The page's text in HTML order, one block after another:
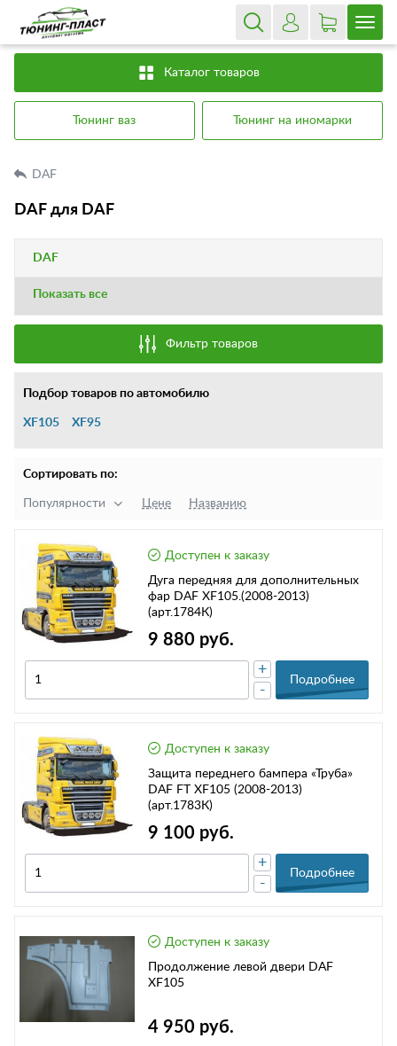
Каталог товаров
Тюнинг ваз Тюнинг на иномарки
DAF
DAF для DAF
DAF
Показать все
Фильтр товаров
Подбор товаров по автомобилю
XF105 XF95
Сортировать по:
Популярности Цене Названию
Доступен к заказу
Дуга передняя для дополнительных
фар DAF XF105.(2008-2013)
(арт.1784К)
9 880 руб.
-
+
Подробнее
Доступен к заказу
Защита переднего бампера «Труба»
DAF FT XF105 (2008-2013)
(арт.1783К)
9 100 руб.
-
+
Подробнее
Доступен к заказу
Продолжение левой двери DAF
XF105
4 950 руб.